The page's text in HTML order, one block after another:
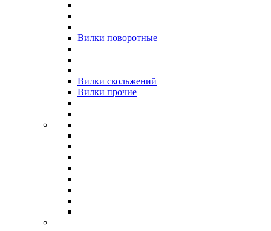
Вилки поворотные
Вилки скольжений
Вилки прочие